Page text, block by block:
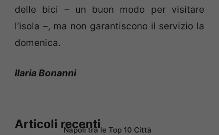
delle bici – un buon modo per visitare
l’isola –, ma non garantiscono il servizio la
domenica.
Ilaria Bonanni
Articoli recentiNapoli tra le Top 10 Città